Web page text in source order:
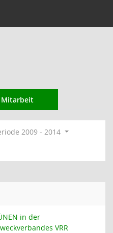
Mitarbeit
2009 - 2014
in der
VRR